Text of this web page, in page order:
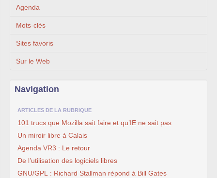
Agenda
Mots-clés
Sites favoris
Sur le Web
Navigation
ARTICLES DE LA RUBRIQUE
101 trucs que Mozilla sait faire et qu’IE ne sait pas
Un miroir libre à Calais
Agenda VR3 : Le retour
De l’utilisation des logiciels libres
GNU/GPL : Richard Stallman répond à Bill Gates